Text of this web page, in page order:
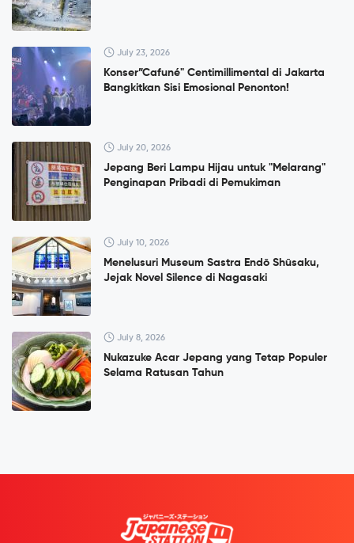
July 23, 2026
Konser”Cafuné" Centimillimental di Jakarta
Bangkitkan Sisi Emosional Penonton!
July 20, 2026
Jepang Beri Lampu Hijau untuk "Melarang"
Penginapan Pribadi di Pemukiman
July 10, 2026
Menelusuri Museum Sastra Endō Shūsaku,
Jejak Novel Silence di Nagasaki
July 8, 2026
Nukazuke Acar Jepang yang Tetap Populer
Selama Ratusan Tahun